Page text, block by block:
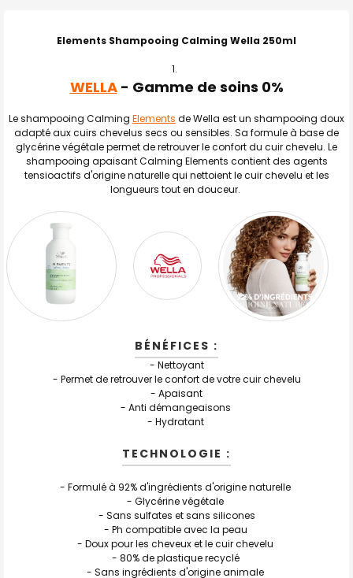
ENSEMBLE
TOUT
J'AJOUTE
LA
SÉLECTION
AU PANIER
Elements Shampooing Calming Wella 250ml
WELLA- Gamme de soins 0%
Le shampooing Calming Elements de Wella est un shampooing doux
adapté aux cuirs chevelus secs ou sensibles. Sa formule à base de
glycérine végétale permet de retrouver le confort du cuir chevelu. Le
shampooing apaisant Calming Elements contient des agents
tensioactifs d'origine naturelle qui nettoient le cuir chevelu et les
longueurs tout en douceur.
BÉNÉFICES :
- Nettoyant
- Permet de retrouver le confort de votre cuir chevelu
- Apaisant
- Anti démangeaisons
- Hydratant
TECHNOLOGIE :
- Formulé à 92% d'ingrédients d'origine naturelle
- Glycérine végétale
- Sans sulfates et sans silicones
- Ph compatible avec la peau
- Doux pour les cheveux et le cuir chevelu
- 80% de plastique recyclé
- Sans ingrédients d'origine animale